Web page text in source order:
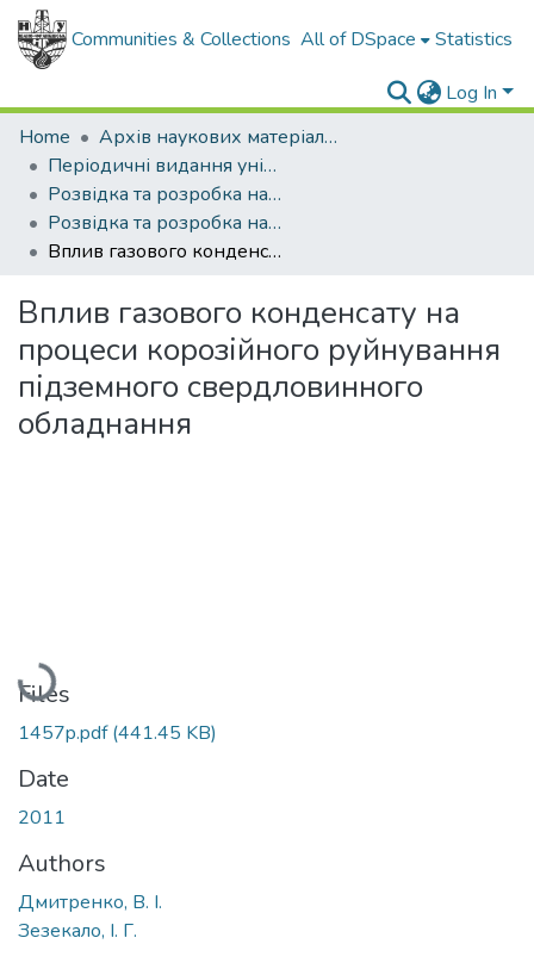
Communities & Collections All of DSpace Statistics
Log In
Home
Архів наукових матеріалів
Періодичні видання університету
Розвідка та розробка нафтових і газових родовищ
Розвідка та розробка нафтових і газових родовищ - 2011 - №2
Вплив газового конденсату на процеси корозійного руйнування підземного свердловинного обладнання
Вплив газового конденсату на
процеси корозійного руйнування
підземного свердловинного
обладнання
Loading...
Files
1457p.pdf(441.45 KB)
Date
2011
Authors
Дмитренко, В. І.
Зезекало, І. Г.